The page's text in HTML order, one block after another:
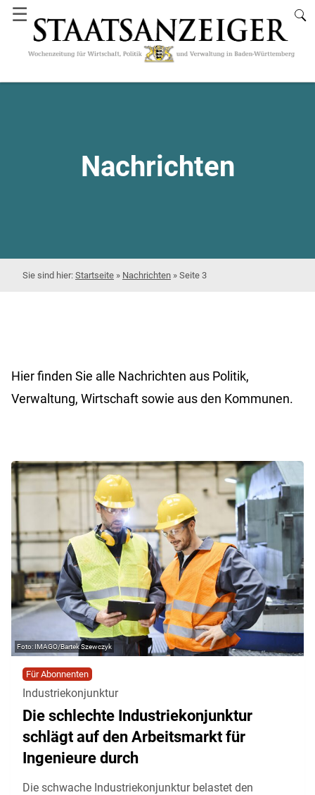
☰
Nachrichten
Startseite » Nachrichten » Seite 3
Hier finden Sie alle Nachrichten aus Politik,
Verwaltung, Wirtschaft sowie aus den Kommunen.
IMAGO/Bartek Szewczyk
Für Abonnenten
Industriekonjunktur
Die schlechte Industriekonjunktur
schlägt auf den Arbeitsmarkt für
Ingenieure durch
Die schwache Industriekonjunktur belastet den